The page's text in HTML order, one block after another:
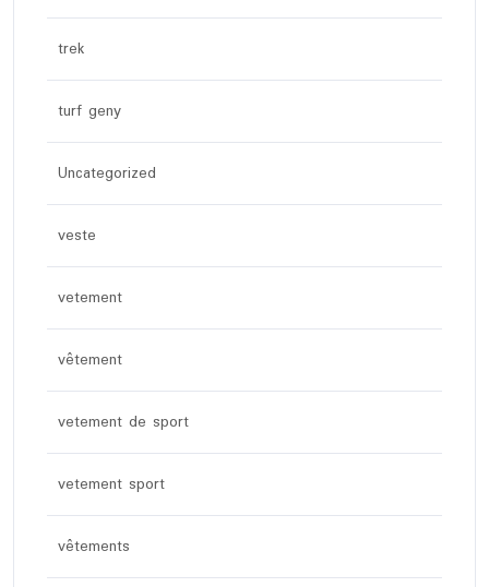
trek
turf geny
Uncategorized
veste
vetement
vêtement
vetement de sport
vetement sport
vêtements